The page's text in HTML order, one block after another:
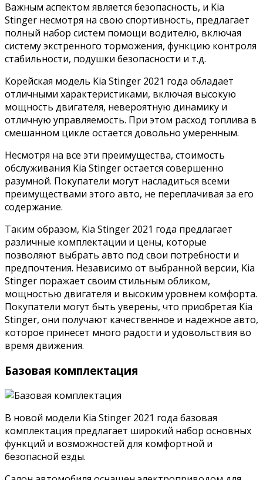
Важным аспектом является безопасность, и Kia
Stinger несмотря на свою спортивность, предлагает
полный набор систем помощи водителю, включая
систему экстренного торможения, функцию контроля
стабильности, подушки безопасности и т.д.
Корейская модель Kia Stinger 2021 года обладает
отличными характеристиками, включая высокую
мощность двигателя, невероятную динамику и
отличную управляемость. При этом расход топлива в
смешанном цикле остается довольно умеренным.
Несмотря на все эти преимущества, стоимость
обслуживания Kia Stinger остается совершенно
разумной. Покупатели могут насладиться всеми
преимуществами этого авто, не переплачивая за его
содержание.
Таким образом, Kia Stinger 2021 года предлагает
различные комплектации и цены, которые
позволяют выбрать авто под свои потребности и
предпочтения. Независимо от выбранной версии, Kia
Stinger поражает своим стильным обликом,
мощностью двигателя и высоким уровнем комфорта.
Покупатели могут быть уверены, что приобретая Kia
Stinger, они получают качественное и надежное авто,
которое принесет много радости и удовольствия во
время движения.
Базовая комплектация
В новой модели Kia Stinger 2021 года базовая
комплектация предлагает широкий набор основных
функций и возможностей для комфортной и
безопасной езды.